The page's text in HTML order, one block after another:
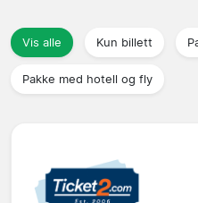
Reisebyråer
Vis alle Kun billett
Pakke med hotell og fly